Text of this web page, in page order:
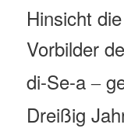
Hinsicht
Vorbilder
di-Se-a–
Dreißig